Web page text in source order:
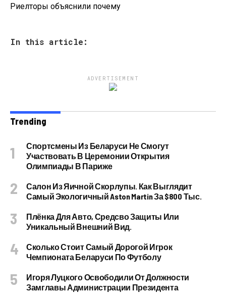
Риелторы объяснили почему
In this article:
ADVERTISEMENT
Trending
Спортсмены Из Беларуси Не Смогут
Участвовать В Церемонии Открытия
Олимпиады В Париже
Салон Из Яичной Скорлупы. Как Выглядит
Самый Экологичный Aston Martin За $800 Тыс.
Плёнка Для Авто, Средсво Защиты Или
Уникальный Внешний Вид.
Сколько Стоит Самый Дорогой Игрок
Чемпионата Беларуси По Футболу
Игоря Луцкого Освободили От Должности
Замглавы Администрации Президента